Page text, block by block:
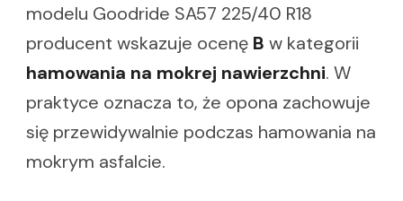
modelu Goodride SA57 225/40 R18
producent wskazuje ocenę B w kategorii
hamowania na mokrej nawierzchni. W
praktyce oznacza to, że opona zachowuje
się przewidywalnie podczas hamowania na
mokrym asfalcie.